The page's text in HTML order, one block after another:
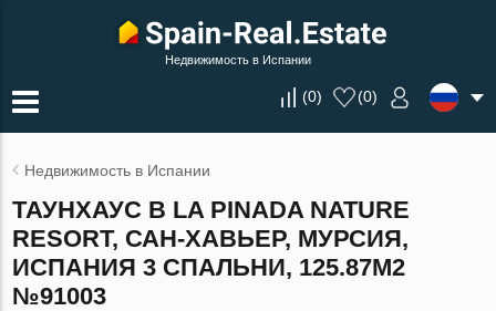
Недвижимость в Испании
(0) (0)
Недвижимость в Испании
ТАУНХАУС В LA PINADA NATURE
RESORT, САН-ХАВЬЕР, МУРСИЯ,
ИСПАНИЯ 3 СПАЛЬНИ, 125.87М2
№91003